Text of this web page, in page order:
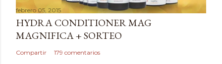
r
u
n
c
febrero 05, 2015
HYDRA CONDITIONER MAG
MAGNIFICA + SORTEO
Compartir 179 comentarios